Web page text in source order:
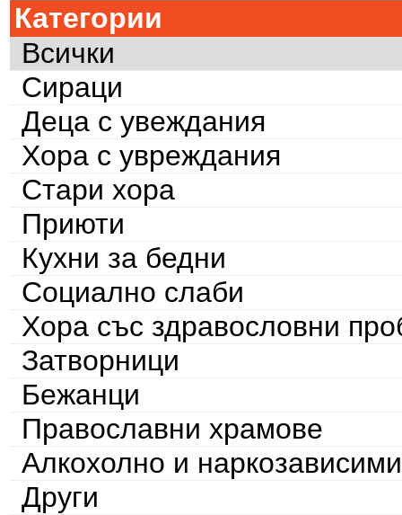
Категории
Всички
Сираци
Деца с увеждания
Хора с увреждания
Стари хора
Приюти
Кухни за бедни
Социално слаби
Хора със здравословни
Затворници
Бежанци
Православни храмове
Алкохолно и наркозависими
Други